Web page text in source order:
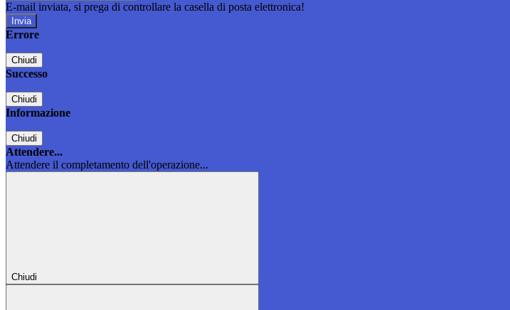
E-mail inviata, si prega di controllare la casella di posta elettronica!
Errore
Chiudi
Successo
Chiudi
Informazione
Chiudi
Attendere...
Attendere il completamento dell'operazione...
Chiudi